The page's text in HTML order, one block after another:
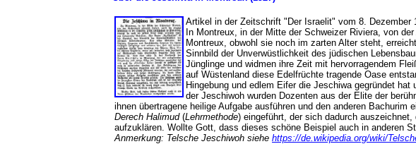
Artikel in der Zeitschrift "Der Israelit" vom 8. Dezember
In Montreux, in der Mitte der Schweizer Riviera, von
Montreux, obwohl sie noch im zarten Alter steht,
Sinnbild der Unverwüstlichkeit des jüdischen
Jünglinge und widmen ihre Zeit mit hervorragendem
auf Wüstenland diese Edelfrüchte tragende Oase
Hingebung und edlem Eifer die Jeschiwa gegründet
der Jeschiwoh wurden Dozenten aus der Elite der
ihnen übertragene heilige Aufgabe ausführen und den anderen
Derech Halimud(Lehrmethode) eingeführt, der sich dadurch
aufzuklären. Wollte Gott, dass dieses schöne Beispiel auch in anderen
Anmerkung: Telsche Jeschiwoh siehe https://de.wikipedia.org/wiki/